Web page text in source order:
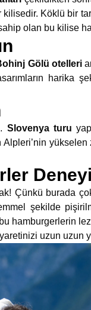
Köklü bir
olan bu kilise
Gölü otelleri
harika
Slovenya turu
Çünkü burada
şekilde
hamburgerlerin
uzun uzun